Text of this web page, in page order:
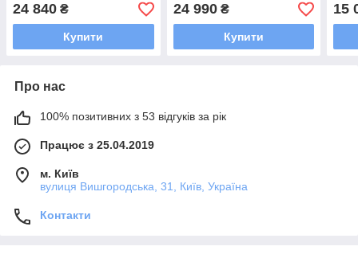
24 840 ₴
Купити
24 990₴
Купити
15
Про нас
100% позитивних з 53 відгуків за рік
Працює з 25.04.2019
м. Київ
вулиця Вишгородська, 31, Київ, Україна
Контакти